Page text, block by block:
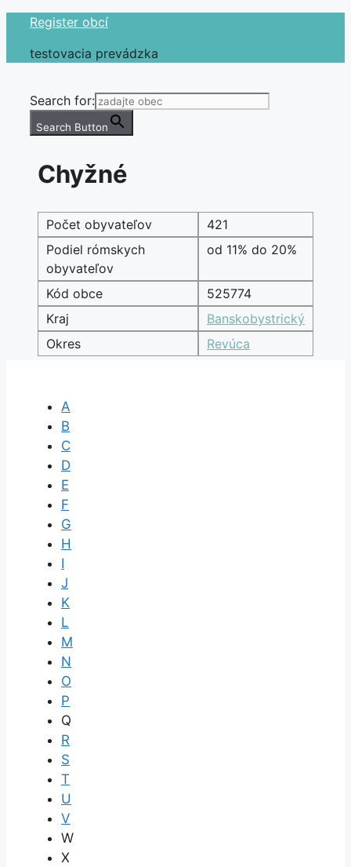
Preskočiť
obsah
Register obcí
testovacia prevádzka
Search for:
Search Button
Chyžné
Počet obyvateľov
421
Podiel rómskych
obyvateľov
od 11% do 20%
Kód obce
525774
Kraj
Banskobystrický
Okres
Revúca
A
B
C
D
E
F
G
H
I
J
K
L
M
N
O
P
Q
R
S
T
U
V
W
X